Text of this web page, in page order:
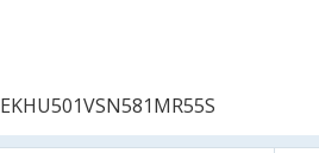
EKHU501VSN581MR55S